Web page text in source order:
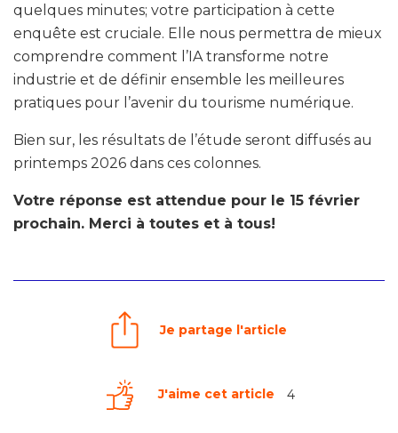
quelques minutes; votre participation à cette
enquête est cruciale. Elle nous permettra de mieux
comprendre comment l’IA transforme notre
industrie et de définir ensemble les meilleures
pratiques pour l’avenir du tourisme numérique.
Bien sur, les résultats de l’étude seront diffusés au
printemps 2026 dans ces colonnes.
Votre réponse est attendue pour le 15 février
prochain. Merci à toutes et à tous!
Je partage l'article
J'aime cet article 4